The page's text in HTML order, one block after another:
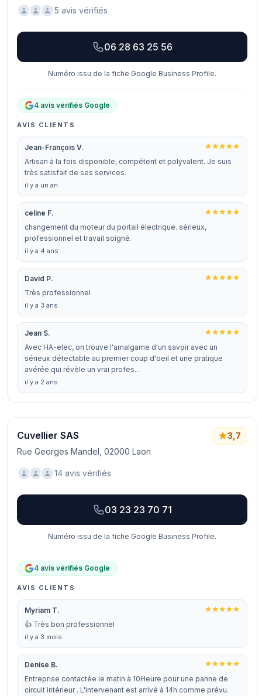
5 avis vérifiés
06 28 63 25 56
Numéro issu de la fiche Google Business Profile.
4 avis vérifiés Google
AVIS CLIENTS
Jean-François V.
Artisan à la fois disponible, compétent et polyvalent. Je suis
très satisfait de ses services.
il y a un an
celine F.
changement du moteur du portail électrique. sérieux,
professionnel et travail soigné.
il y a 4 ans
David P.
Très professionnel
il y a 3 ans
Jean S.
Avec HA-elec, on trouve l'amalgame d'un savoir avec un
sérieux détectable au premier coup d'oeil et une pratique
avérée qui révèle un vrai profes…
il y a 2 ans
Cuvellier SAS
Rue Georges Mandel, 02000 Laon
3,7
14 avis vérifiés
03 23 23 70 71
Numéro issu de la fiche Google Business Profile.
4 avis vérifiés Google
AVIS CLIENTS
Myriam T.
👍 Très bon professionnel
il y a 3 mois
Denise B.
Entreprise contactée le matin à 10Heure pour une panne de
circuit intérieur . L'intervenant est arrivé à 14h comme prévu.